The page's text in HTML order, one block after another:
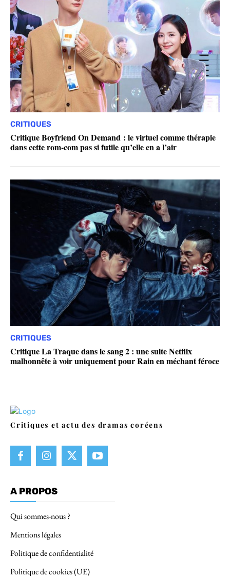
CRITIQUES
Critique Boyfriend On Demand : le virtuel comme thérapie
dans cette rom-com pas si futile qu’elle en a l’air
CRITIQUES
Critique La Traque dans le sang 2 : une suite Netflix
malhonnête à voir uniquement pour Rain en méchant féroce
Critiques et actu des dramas coréens
A PROPOS
Qui sommes-nous ?
Mentions légales
Politique de confidentialité
Politique de cookies (UE)